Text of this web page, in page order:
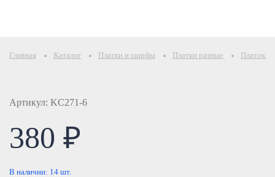
Главная Каталог Платки и шарфы Платки разные Платок
Артикул: KC271-6
380 ₽
В наличии: 14 шт.